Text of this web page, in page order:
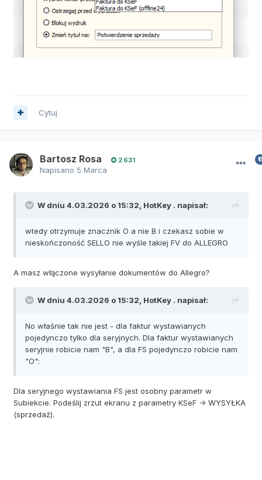
Cytuj
Bartosz Rosa 2 631
Napisano 5 Marca
W dniu 4.03.2026 o 15:32, HotKey . napisał:
wtedy otrzymuje znacznik O a nie B i czekasz sobie w
nieskończoność SELLO nie wyśle takiej FV do ALLEGRO
A masz włączone wysyłanie dokumentów do Allegro?
W dniu 4.03.2026 o 15:32, HotKey . napisał:
No właśnie tak nie jest - dla faktur wystawianych
pojedynczo tylko dla seryjnych. Dla faktur wystawianych
seryjnie robicie nam "B", a dla FS pojedynczo robicie nam
"O":
Dla seryjnego wystawiania FS jest osobny parametr w
Subiekcie. Podeślij zrzut ekranu z parametry KSeF -> WYSYŁKA
(sprzedaż).